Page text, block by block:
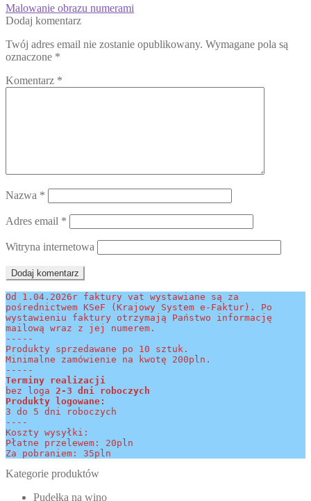
Nawigacja
wpisu
Poprzedni
wpis:
Malowanie obrazu numerami
Dodaj komentarz
Twój adres email nie zostanie opublikowany. Wymagane pola są
oznaczone *
Komentarz *
Nazwa *
Adres email *
Witryna internetowa
Od 1.04.2026r faktury vat wystawiane są za
pośrednictwem KSeF (Krajowy System e-Faktur). Po
wystawieniu faktury otrzymają Państwo informację
mailową wraz z jej numerem.
-----
Produkty sprzedawane po 10 sztuk.
Minimalne zamówienie na kwotę 200pln.
-----
Terminy realizacji
bez loga 2-3 dni roboczych
Produkty logowane:
3 do 5 dni roboczych
----
Koszty wysyłki:
Płatne przelewem: 20pln
Za pobraniem: 35pln
Kategorie produktów
Pudełka na wino